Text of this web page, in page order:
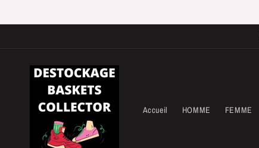
au
Accueil HOMME FEMME